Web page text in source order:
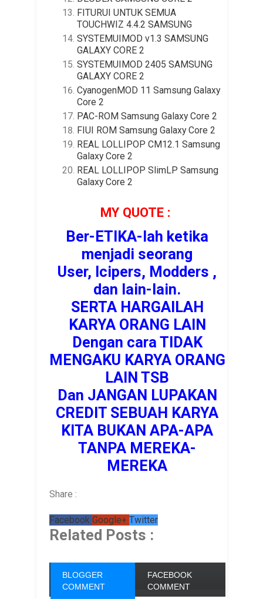
FITURUI UNTUK SEMUA
TOUCHWIZ 4.4.2 SAMSUNG
SYSTEMUIMOD v1.3 SAMSUNG
GALAXY CORE 2
SYSTEMUIMOD 2405 SAMSUNG
GALAXY CORE 2
CyanogenMOD 11 Samsung Galaxy
Core 2
PAC-ROM Samsung Galaxy Core 2
FIUI ROM Samsung Galaxy Core 2
REAL LOLLIPOP CM12.1 Samsung
Galaxy Core 2
REAL LOLLIPOP SlimLP Samsung
Galaxy Core 2
MY QUOTE :
Ber-ETIKA-lah ketika
menjadi seorang
User, Icipers, Modders ,
dan lain-lain.
SERTA HARGAILAH
KARYA ORANG LAIN
Dengan cara TIDAK
MENGAKU KARYA ORANG
LAIN TSB
Dan JANGAN LUPAKAN
CREDIT SEBUAH KARYA
KITA BUKAN APA-APA
TANPA MEREKA-
MEREKA
Share :
Facebook Google+ Twitter
Related Posts :
BLOGGER
COMMENT
FACEBOOK
COMMENT